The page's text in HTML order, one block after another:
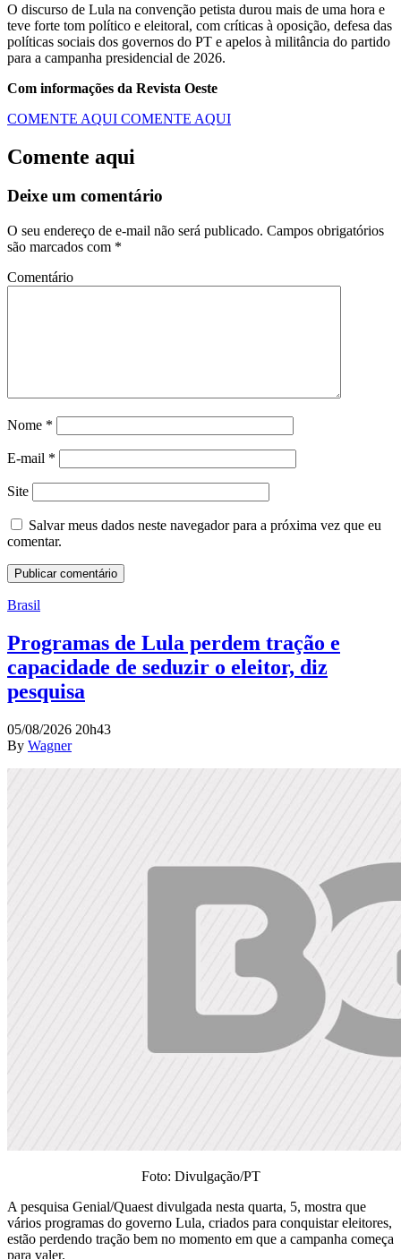
O discurso de Lula na convenção petista durou mais de uma hora e
teve forte tom político e eleitoral, com críticas à oposição, defesa das
políticas sociais dos governos do PT e apelos à militância do partido
para a campanha presidencial de 2026.
Com informações da Revista Oeste
COMENTE AQUI COMENTE AQUI
Comente aqui
Deixe um comentário
O seu endereço de e-mail não será publicado. Campos obrigatórios
são marcados com *
Comentário
Nome *
E-mail *
Site
Salvar meus dados neste navegador para a próxima vez que eu
comentar.
Brasil
Programas de Lula perdem tração e
capacidade de seduzir o eleitor, diz
pesquisa
05/08/2026 20h43
By Wagner
Foto: Divulgação/PT
A pesquisa Genial/Quaest divulgada nesta quarta, 5, mostra que
vários programas do governo Lula, criados para conquistar eleitores,
estão perdendo tração bem no momento em que a campanha começa
para valer.